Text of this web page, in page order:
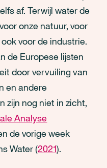
af. Terwijl water de
onze natuur, voor
voor de industrie.
de Europese lijsten
door vervuiling van
en andere
zijn nog niet in zicht,
Analyse
de vorige week
Water (2021).